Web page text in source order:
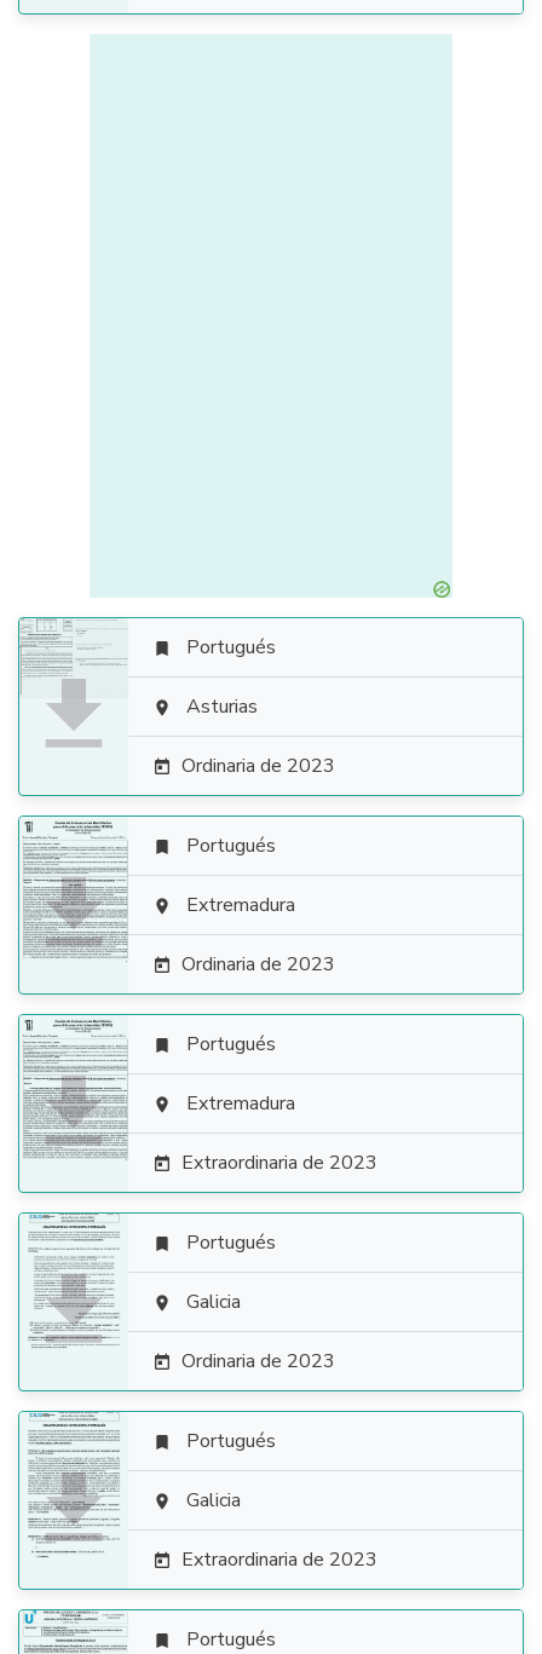

 Portugués
 Asturias
 Ordinaria de 2023

 Portugués
 Extremadura
 Ordinaria de 2023

 Portugués
 Extremadura
 Extraordinaria de 2023

 Portugués
 Galicia
 Ordinaria de 2023

 Portugués
 Galicia
 Extraordinaria de 2023
 Portugués